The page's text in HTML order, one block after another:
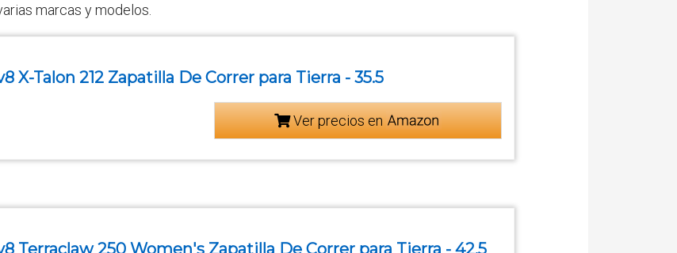
marcas y modelos.
X-Talon 212 Zapatilla De Correr para Tierra - 35.5
Ver precios en
Terraclaw 250 Women's Zapatilla De Correr para Tierra - 42.5